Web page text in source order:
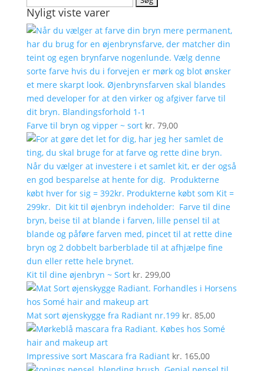
efter:
Nyligt viste varer
Farve til bryn og vipper ~ sort kr. 79,00
Kit til dine øjenbryn ~ Sort kr. 299,00
Mat sort øjenskygge fra Radiant nr.199 kr. 85,00
Impressive sort Mascara fra Radiant kr. 165,00